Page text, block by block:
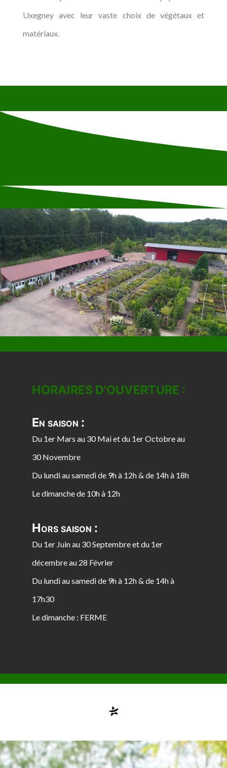
Uxegney avec leur vaste choix de végétaux et
matériaux.
HORAIRES D'OUVERTURE :
En saison :
Du 1er Mars au 30 Mai et du 1er Octobre au
30 Novembre
Du lundi au samedi de 9h à 12h & de 14h à 18h
Le dimanche de 10h à 12h
Hors saison :
Du 1er Juin au 30 Septembre et du 1er
décembre au 28 Février
Du lundi au samedi de 9h à 12h & de 14h à
17h30
Le dimanche : FERME